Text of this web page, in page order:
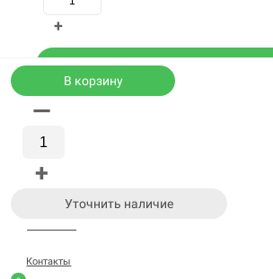
Каталог
Контакты
В корзину
—
+
Уточнить наличие
+